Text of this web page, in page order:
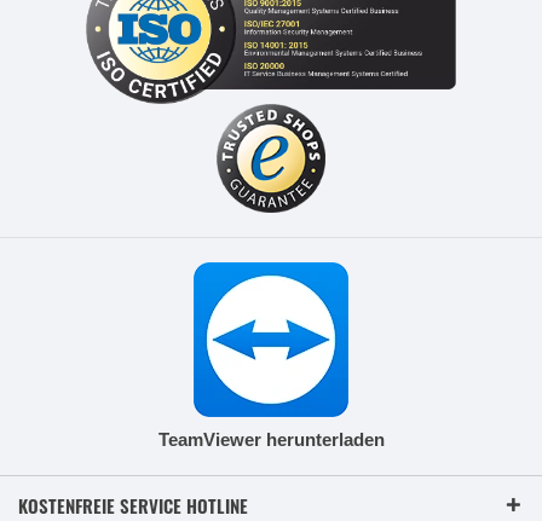
TeamViewer herunterladen
KOSTENFREIE SERVICE HOTLINE